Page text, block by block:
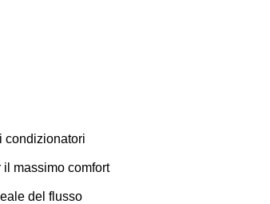
condizionatori
massimo comfort
del flusso